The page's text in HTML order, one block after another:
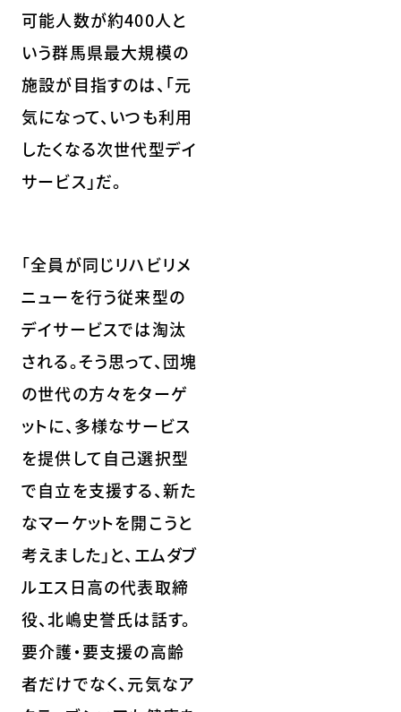
可能人数が約400人と
いう群馬県最大規模の
施設が目指すのは、「元
気になって、いつも利用
したくなる次世代型デイ
サービス」だ。
「全員が同じリハビリメ
ニューを行う従来型の
デイサービスでは淘汰
される。そう思って、団塊
の世代の方々をターゲ
ットに、多様なサービス
を提供して自己選択型
で自立を支援する、新た
なマーケットを開こうと
考えました」と、エムダブ
ルエス日高の代表取締
役、北嶋史誉氏は話す。
要介護・要支援の高齢
者だけでなく、元気なア